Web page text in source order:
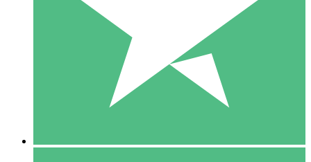
1 Téléchargement
10 00